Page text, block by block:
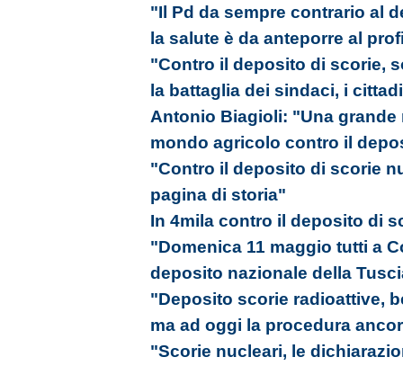
"Il Pd da sempre contrario al
la salute è da anteporre al
"Contro il deposito di scorie,
la battaglia dei sindaci, i
Antonio Biagioli: "Una
mondo agricolo contro il
"Contro il deposito di scorie
pagina di storia"
In 4mila contro il deposito di
"Domenica 11 maggio tutti a
deposito nazionale della
"Deposito scorie radioattive,
ma ad oggi la procedura
"Scorie nucleari, le